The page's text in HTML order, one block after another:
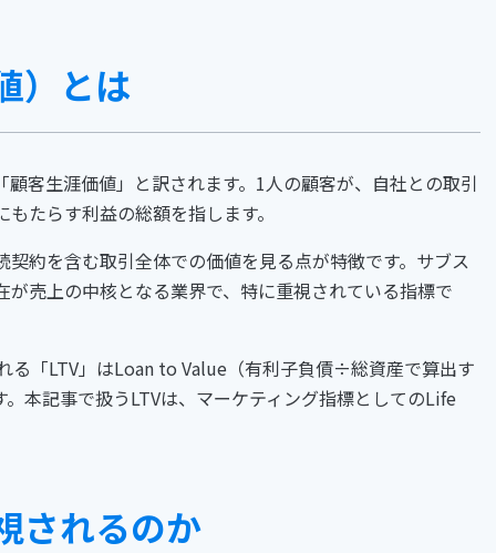
）とは
客生涯価値」と訳されます。1人の顧客が、自社との取引
たらす利益の総額を指します。
約を含む取引全体での価値を見る点が特徴です。サブス
売上の中核となる業界で、特に重視されている指標で
る「LTV」はLoan to Value（有利子負債÷総資産で算出す
本記事で扱うLTVは、マーケティング指標としてのLife
されるのか